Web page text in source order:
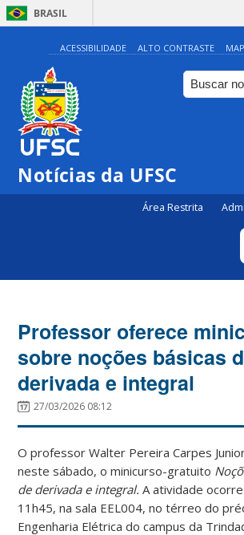
BRASIL
ACESSIBILIDADE ALTO CONTRASTE
Notícias da UFSC
Área Restrita
Professor oferece
sobre noções básicas
derivada e integral
27/03/2026 08:12
O professor Walter Pereira Carpes
neste sábado, o minicurso-gratuito
de derivada e integral.A atividade
11h45, na sala EEL004, no térreo do
Engenharia Elétrica do campus da